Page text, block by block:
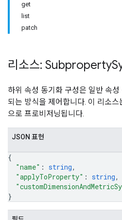
get
list
patch
리소스: Subproperty
하위 속성 동기화 구성은 일반 속
되는 방식을 제어합니다. 이 리소
으로 프로비저닝됩니다.
JSON 표현
{
"name" : string,
"applyToProperty" : string,
}